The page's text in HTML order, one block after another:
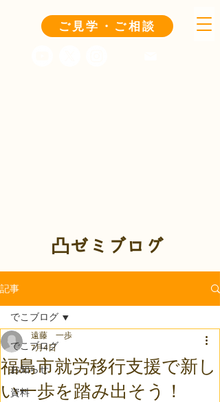
ご見学・ご相談
凸ゼミブログ
記事
でこブログ
お知らせ
資料
でこブログ
福島市就労移行支援で新し
い一歩を踏み出そう！
遠藤 一歩
7月4日